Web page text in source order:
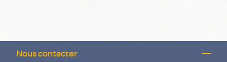
Nous contacter